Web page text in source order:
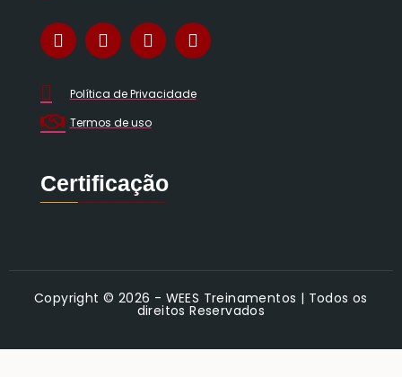
Política de Privacidade
Termos de uso
Certificação
___ _______
Copyright © 2026 - WEES Treinamentos | Todos os
direitos Reservados